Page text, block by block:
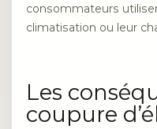
consommateurs
climatisation ou leur
Les
coupure